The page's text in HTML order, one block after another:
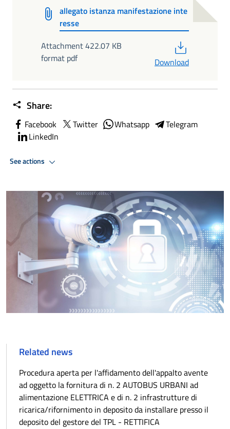
allegato istanza manifestazione inte
resse
Attachment 422.07 KB
format pdf
Download
Share:
Facebook Twitter Whatsapp
Telegram
LinkedIn
See actions
Related news
Procedura aperta per l'affidamento dell'appalto avente
ad oggetto la fornitura di n. 2 AUTOBUS URBANI ad
alimentazione ELETTRICA e di n. 2 infrastrutture di
ricarica/rifornimento in deposito da installare presso il
deposito del gestore del TPL - RETTIFICA